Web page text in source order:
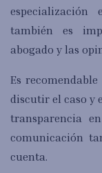
especialización
también es
abogado y las
Es
discutir el caso y
transparencia
comunicación
cuenta.